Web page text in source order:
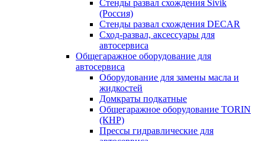
Стенды развал схождения Sivik
(Россия)
Стенды развал схождения DECAR
Сход-развал, аксессуары для
автосервиса
Общегаражное оборудование для
автосервиса
Оборудование для замены масла и
жидкостей
Домкраты подкатные
Общегаражное оборудование TORIN
(КНР)
Прессы гидравлические для